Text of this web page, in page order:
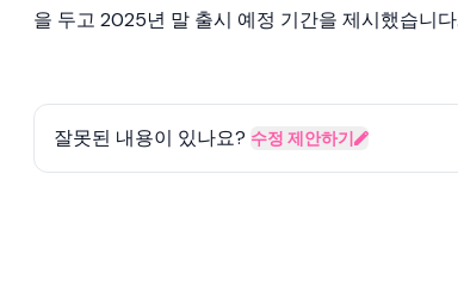
을 두고 2025년 말 출시 예정 기간을 제시했습니다.
잘못된 내용이 있나요? 수정 제안하기